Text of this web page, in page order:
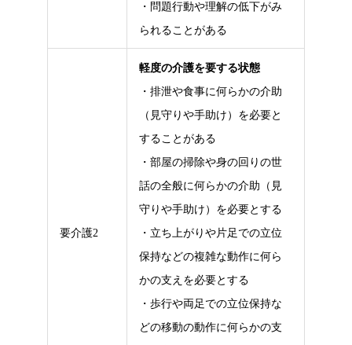
・問題行動や理解の低下がみ
られることがある
要介護2
軽度の介護を要する状態
・排泄や食事に何らかの介助
（見守りや手助け）を必要と
することがある
・部屋の掃除や身の回りの世
話の全般に何らかの介助（見
守りや手助け）を必要とする
・立ち上がりや片足での立位
保持などの複雑な動作に何ら
かの支えを必要とする
・歩行や両足での立位保持な
どの移動の動作に何らかの支